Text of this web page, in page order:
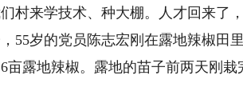
村来学技术、种大棚。人才回来了
岁的党员陈志宏刚在露地辣椒田
亩露地辣椒。露地的苗子前两天刚